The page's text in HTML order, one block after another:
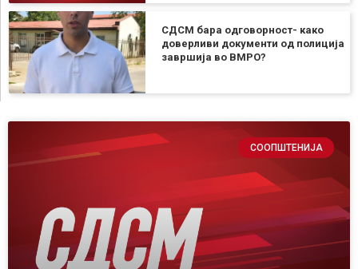
СДСМ бара одговорност- како
доверливи документи од полиција
завршија во ВМРО?
СООПШТЕНИЈА